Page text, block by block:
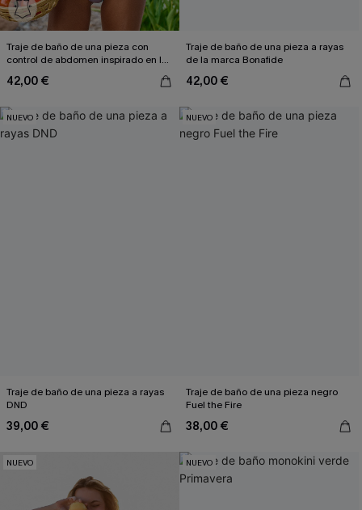
Traje de baño de una pieza con
control de abdomen inspirado en la
42,00 €
Traje de baño de una pieza a rayas
de la marca Bonafide
42,00 €
NUEVO
Traje de baño de una pieza a rayas
DND
39,00 €
NUEVO
Traje de baño de una pieza negro
Fuel the Fire
38,00 €
NUEVO NUEVO